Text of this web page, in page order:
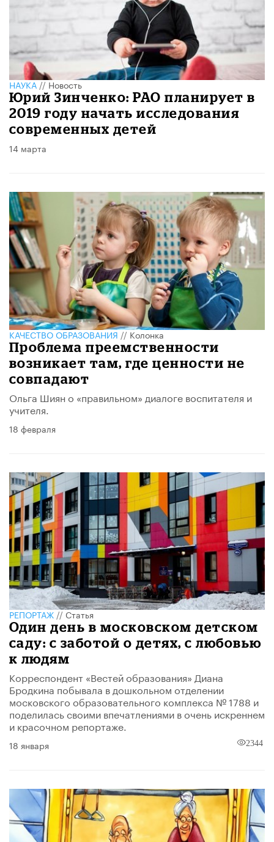
НАУКА//Новость
Юрий Зинченко: РАО планирует в
2019 году начать исследования
современных детей
14 марта
КАЧЕСТВО ОБРАЗОВАНИЯ//Колонка
Проблема преемственности
возникает там, где ценности не
совпадают
Ольга Шиян о «правильном» диалоге воспитателя и
учителя.
18 февраля
РЕПОРТАЖ//Статья
Один день в московском детском
саду: с заботой о детях, с любовью
к людям
Корреспондент «Вестей образования» Диана
Бродкина побывала в дошкольном отделении
московского образовательного комплекса № 1788 и
поделилась своими впечатлениями в очень искреннем
и красочном репортаже.
18 января 2344